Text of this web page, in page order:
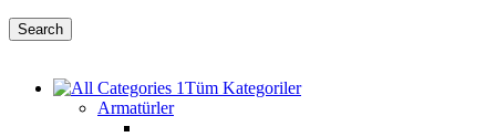
Search
Tüm Kategoriler
Armatürler